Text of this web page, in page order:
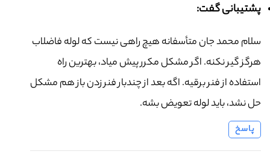
پشتیبانی گفت:
سلام محمد جان متأسفانه هیچ راهی نیست که لوله فاضلاب
هرگز گیر نکنه. اگر مشکل مکرر پیش میاد، بهترین راه
استفاده از فنر برقیه. اگه بعد از چندبار فنر زدن باز هم مشکل
حل نشد، باید لوله تعویض بشه.
پاسخ